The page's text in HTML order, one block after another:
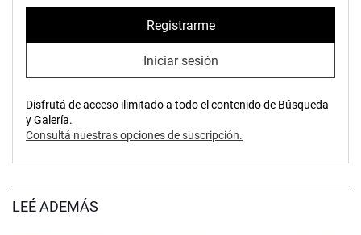
Registrarme
Iniciar sesión
Disfrutá de acceso ilimitado a todo el contenido de Búsqueda
y Galería.
Consultá nuestras opciones de suscripción.
LEÉ ADEMÁS